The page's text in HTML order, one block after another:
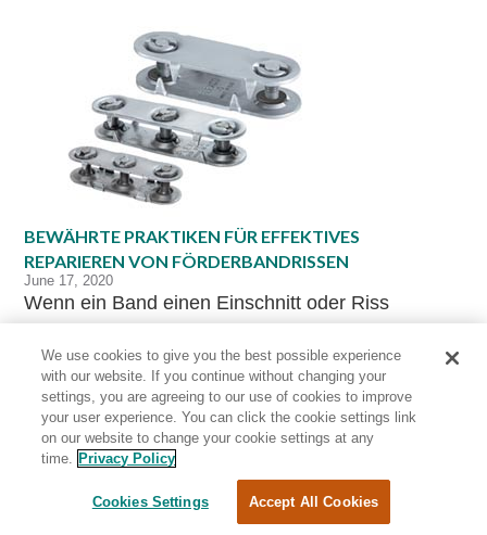
BEWÄHRTE PRAKTIKEN FÜR EFFEKTIVES
REPARIEREN VON FÖRDERBANDRISSEN
June 17, 2020
Wenn ein Band einen Einschnitt oder Riss
werden können und lange Wartezeiten auf die
Reparatur sind ausgeschlossen. Mit dem richtigen
Werkzeug kann Ihr Team Reparaturen selbst
durchführen. In seinem neuesten Blog
demonstriert der Flexco- Schulungsexperte und
Spezialist für technische Fragen, Russ Heintz, den
We use cookies to give you the best possible experience
with our website. If you continue without changing your
settings, you are agreeing to our use of cookies to improve
your user experience. You can click the cookie settings link
on our website to change your cookie settings at any
time. Privacy Policy
Cookies Settings Accept All Cookies